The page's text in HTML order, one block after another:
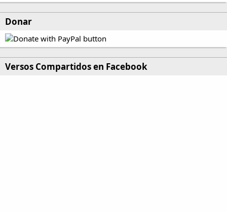
Donar
Versos Compartidos en Facebook